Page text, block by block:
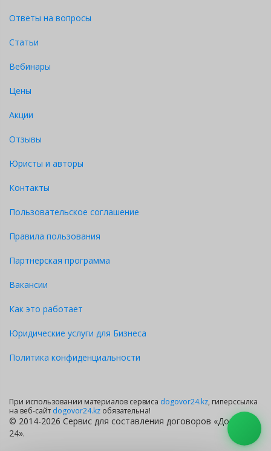
Ответы на вопросы
Статьи
Вебинары
Цены
Акции
Отзывы
Юристы и авторы
Контакты
Пользовательское соглашение
Правила пользования
Партнерская программа
Вакансии
Как это работает
Юридические услуги для Бизнеса
Политика конфиденциальности
При использовании материалов сервиса dogovor24.kz, гиперссылка
на веб-сайт dogovor24.kz обязательна!
© 2014-2026 Сервис для составления договоров «Договор
24».